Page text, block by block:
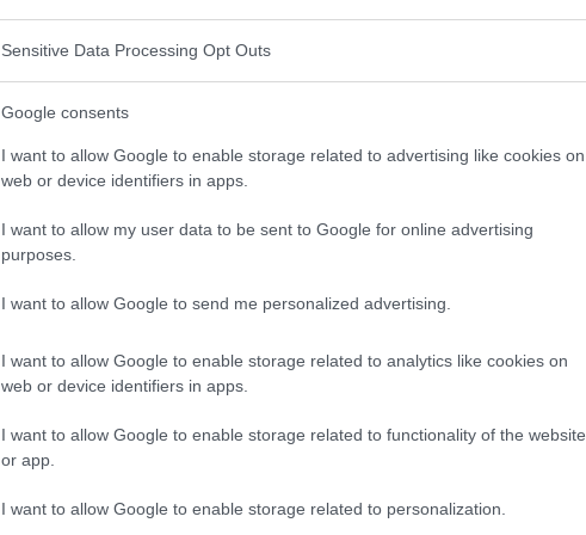
Sensitive Data Processing Opt Outs
Google consents
I want to allow Google to enable storage related to advertising like cookies on
web or device identifiers in apps.
I want to allow my user data to be sent to Google for online advertising
purposes.
I want to allow Google to send me personalized advertising.
I want to allow Google to enable storage related to analytics like cookies on
web or device identifiers in apps.
I want to allow Google to enable storage related to functionality of the website
or app.
I want to allow Google to enable storage related to personalization.
Alimentation et cerveau : corrélation,photo : panthermedia